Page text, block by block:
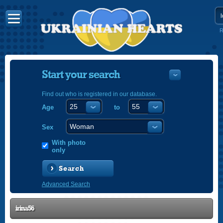
Start your search
Find out who is registered in our database.
Age to
Sex
With photo
only
Search
Advanced Search
irina56